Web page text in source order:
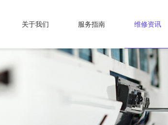
关于我们 服务指南 维修资讯